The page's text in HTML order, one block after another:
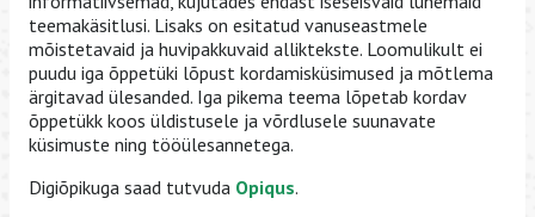
teemakäsitlusi. Lisaks on esitatud vanuseastmele
mõistetavaid ja huvipakkuvaid alliktekste. Loomulikult ei
puudu iga õppetüki lõpust kordamisküsimused ja mõtlema
ärgitavad ülesanded. Iga pikema teema lõpetab kordav
õppetükk koos üldistusele ja võrdlusele suunavate
küsimuste ning tööülesannetega.
Digiõpikuga saad tutvuda Opiqus.